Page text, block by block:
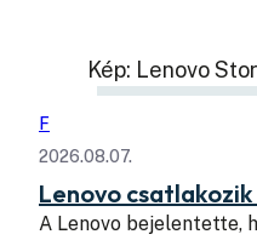
Kép: Lenovo
F
2026.08.07.
Lenovo
A Lenovo bejelentette,